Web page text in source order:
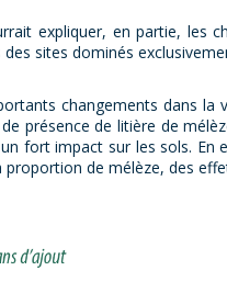
expliquer, en partie, les
sites dominés
changements dans la
présence de litière de
fort impact sur les sols. En
de mélèze, des